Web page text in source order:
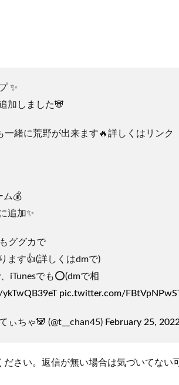
✨
加しました🐼
一緒に荒野が出来ます🔥詳しくはリンク
ム💰
追加✨
ググカで
ます👍(詳しくはdmで)
、iTunesでも⭕️(dmで相
pic.twitter.com/
ぃちゃ🐼 (@t__chan45) February 25,
さい。返信が無い場合は気づいてない